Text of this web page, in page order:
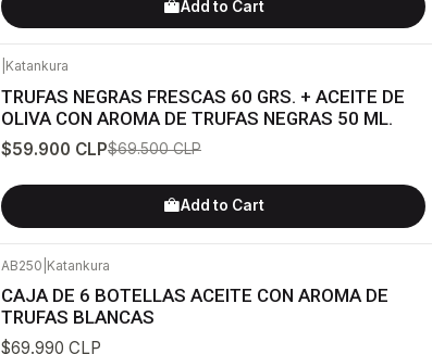
Add to Cart
Katankura
TRUFAS NEGRAS FRESCAS 60 GRS. + ACEITE DE
OLIVA CON AROMA DE TRUFAS NEGRAS 50 ML.
$59.900 CLP$69.500 CLP
Add to Cart
AB250 Katankura
CAJA DE 6 BOTELLAS ACEITE CON AROMA DE
TRUFAS BLANCAS
$69.990 CLP